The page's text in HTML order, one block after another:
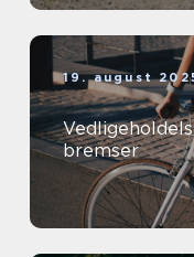
19. august
bremser